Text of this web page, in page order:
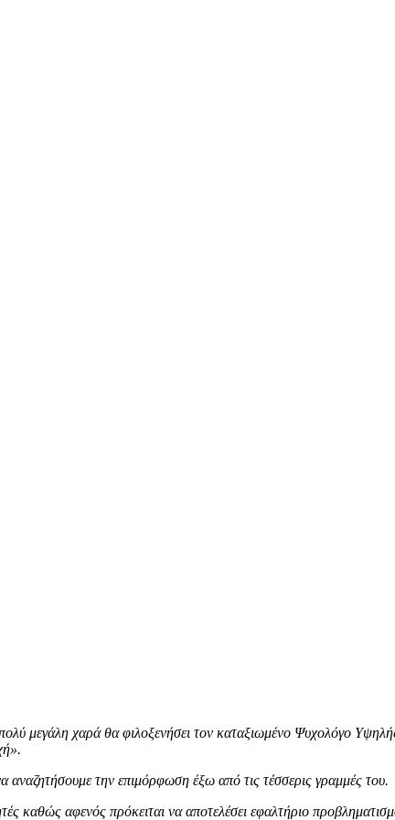
μεγάλη χαρά θα φιλοξενήσει τον καταξιωμένο Ψυχολόγο
την επιμόρφωση έξω από τις τέσσερις γραμμές του.
καθώς αφενός πρόκειται να αποτελέσει εφαλτήριο